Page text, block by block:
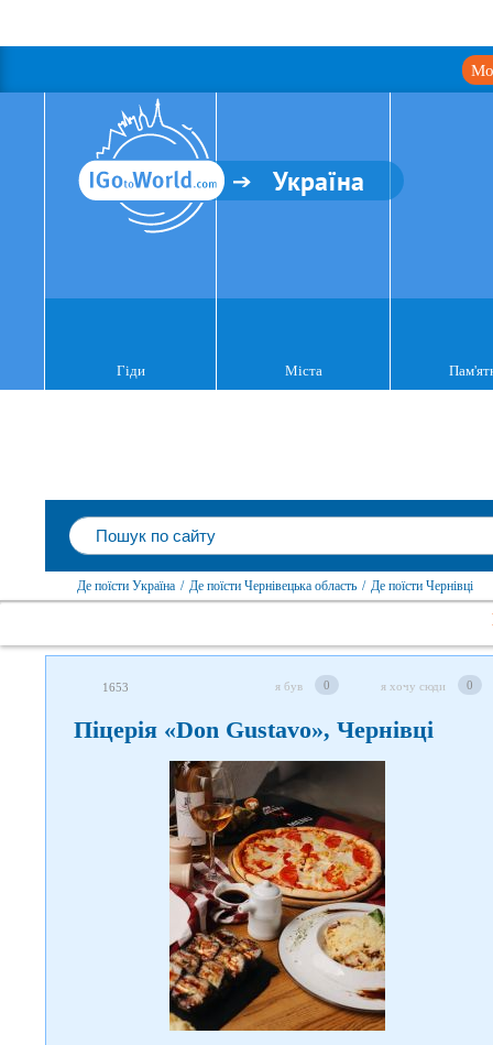
Україна
Гіди Міста
Де поїсти Україна / Де поїсти Чернівецька область / Де поїсти Чернівці
1653 я був 0 я хочу сюди 0
Піцерія «Don Gustavo», Чернівці
Слідкуйте за нами в соцмережах